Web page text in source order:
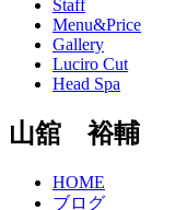
Staff
Menu&Price
Gallery
Luciro Cut
Head Spa
山舘 裕輔
HOME
ブログ